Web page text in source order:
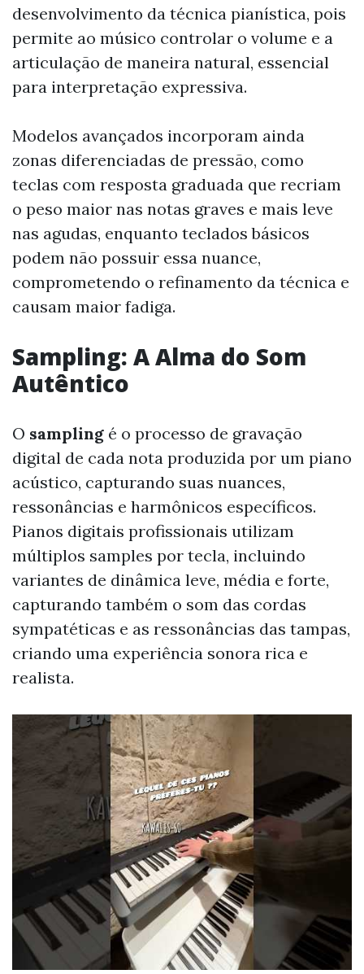
desenvolvimento da técnica pianística, pois
permite ao músico controlar o volume e a
articulação de maneira natural, essencial
para interpretação expressiva.
Modelos avançados incorporam ainda
zonas diferenciadas de pressão, como
teclas com resposta graduada que recriam
o peso maior nas notas graves e mais leve
nas agudas, enquanto teclados básicos
podem não possuir essa nuance,
comprometendo o refinamento da técnica e
causam maior fadiga.
Sampling: A Alma do Som
Autêntico
O sampling é o processo de gravação
digital de cada nota produzida por um piano
acústico, capturando suas nuances,
ressonâncias e harmônicos específicos.
Pianos digitais profissionais utilizam
múltiplos samples por tecla, incluindo
variantes de dinâmica leve, média e forte,
capturando também o som das cordas
sympatéticas e as ressonâncias das tampas,
criando uma experiência sonora rica e
realista.